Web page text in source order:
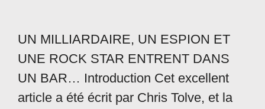
UN MILLIARDAIRE, UN ESPION ET
UNE ROCK STAR ENTRENT DANS
UN BAR… Introduction Cet excellent
article a été écrit par Chris Tolve, et la